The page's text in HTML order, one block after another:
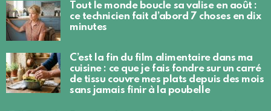
Tout le monde boucle sa valise en août :
ce technicien fait d’abord 7 choses en dix
minutes
C’est la fin du film alimentaire dans ma
cuisine : ce que je fais fondre sur un carré
de tissu couvre mes plats depuis des mois
sans jamais finir à la poubelle